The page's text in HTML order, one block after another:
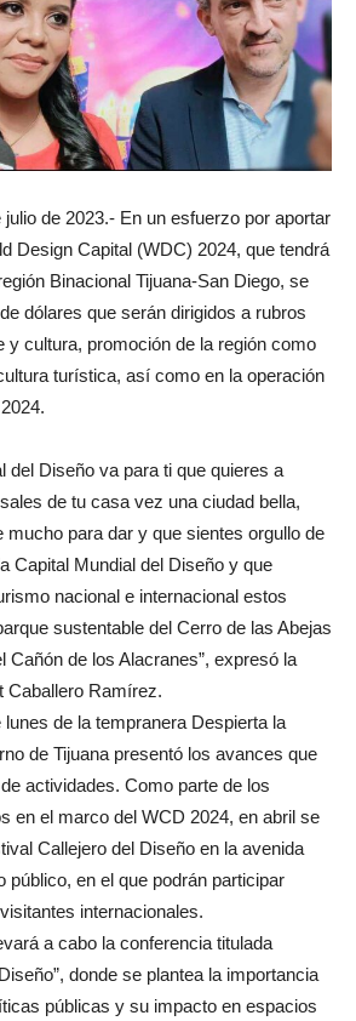
de 2023.- En un esfuerzo por aportar
Design Capital (WDC) 2024, que tendrá
Binacional Tijuana-San Diego, se
dólares que serán dirigidos a rubros
y cultura, promoción de la región como
turística, así como en la operación
del Diseño va para ti que quieres a
de tu casa vez una ciudad bella,
mucho para dar y que sientes orgullo de
Capital Mundial del Diseño y que
nacional e internacional estos
sustentable del Cerro de las Abejas
Cañón de los Alacranes”, expresó la
Caballero Ramírez.
lunes de la tempranera Despierta la
de Tijuana presentó los avances que
actividades. Como parte de los
en el marco del WCD 2024, en abril se
Callejero del Diseño en la avenida
público, en el que podrán participar
internacionales.
a cabo la conferencia titulada
donde se plantea la importancia
públicas y su impacto en espacios